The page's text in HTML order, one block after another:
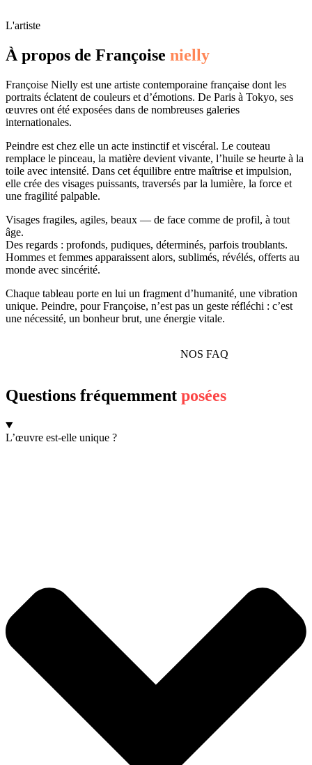
L'artiste
À propos de Françoise nielly
Françoise Nielly est une artiste contemporaine française dont les
portraits éclatent de couleurs et d’émotions. De Paris à Tokyo, ses
œuvres ont été exposées dans de nombreuses galeries
internationales.
Peindre est chez elle un acte instinctif et viscéral. Le couteau
remplace le pinceau, la matière devient vivante, l’huile se heurte à la
toile avec intensité. Dans cet équilibre entre maîtrise et impulsion,
elle crée des visages puissants, traversés par la lumière, la force et
une fragilité palpable.
Visages fragiles, agiles, beaux — de face comme de profil, à tout
âge.
Des regards : profonds, pudiques, déterminés, parfois troublants.
Hommes et femmes apparaissent alors, sublimés, révélés, offerts au
monde avec sincérité.
Chaque tableau porte en lui un fragment d’humanité, une vibration
unique. Peindre, pour Françoise, n’est pas un geste réfléchi : c’est
une nécessité, un bonheur brut, une énergie vitale.
NOS FAQ
Questions fréquemment posées
L’œuvre est-elle unique ?